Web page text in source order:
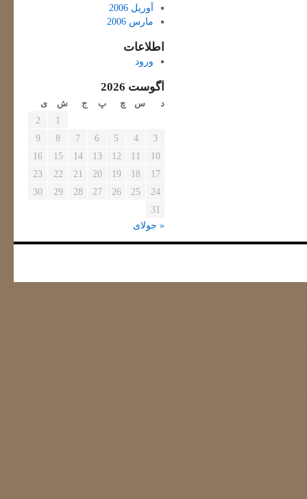
آوریل 2006
مارس 2006
اطلاعات
ورود
آگوست 2026
د س چ پ ج ش ی
1
2
3
4
5
6
7
8
9
10
11
12
13
14
15
16
17
18
19
20
21
22
23
24
25
26
27
28
29
30
31
« جولای